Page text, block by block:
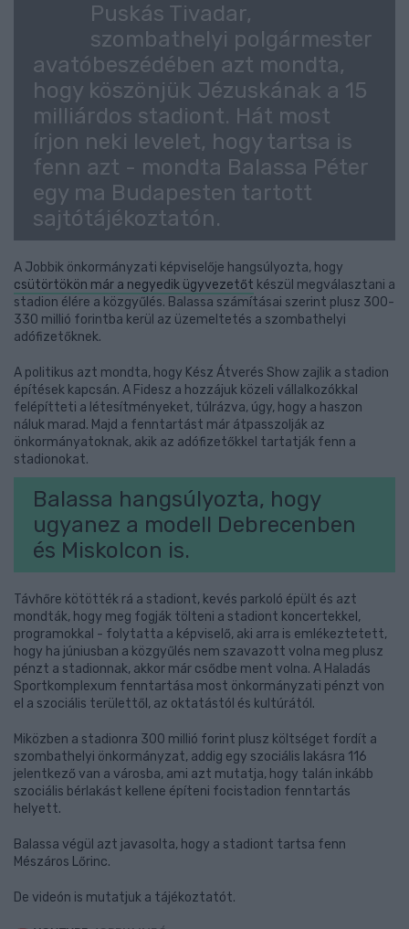
Puskás Tivadar,
szombathelyi polgármester
avatóbeszédében azt mondta,
hogy köszönjük Jézuskának a 15
milliárdos stadiont. Hát most
írjon neki levelet, hogy tartsa is
fenn azt - mondta Balassa Péter
egy ma Budapesten tartott
sajtótájékoztatón.
A Jobbik önkormányzati képviselője hangsúlyozta, hogy
csütörtökön már a negyedik ügyvezetőt készül megválasztani a
stadion élére a közgyűlés. Balassa számításai szerint plusz 300-
330 millió forintba kerül az üzemeltetés a szombathelyi
adófizetőknek.
A politikus azt mondta, hogy Kész Átverés Show zajlik a stadion
építések kapcsán. A Fidesz a hozzájuk közeli vállalkozókkal
felépítteti a létesítményeket, túlrázva, úgy, hogy a haszon
náluk marad. Majd a fenntartást már átpasszolják az
önkormányatoknak, akik az adófizetőkkel tartatják fenn a
stadionokat.
Balassa hangsúlyozta, hogy
ugyanez a modell Debrecenben
és Miskolcon is.
Távhőre kötötték rá a stadiont, kevés parkoló épült és azt
mondták, hogy meg fogják tölteni a stadiont koncertekkel,
programokkal - folytatta a képviselő, aki arra is emlékeztetett,
hogy ha júniusban a közgyűlés nem szavazott volna meg plusz
pénzt a stadionnak, akkor már csődbe ment volna. A Haladás
Sportkomplexum fenntartása most önkormányzati pénzt von
el a szociális területtől, az oktatástól és kultúrától.
Miközben a stadionra 300 millió forint plusz költséget fordít a
szombathelyi önkormányzat, addig egy szociális lakásra 116
jelentkező van a városba, ami azt mutatja, hogy talán inkább
szociális bérlakást kellene építeni focistadion fenntartás
helyett.
Balassa végül azt javasolta, hogy a stadiont tartsa fenn
Mészáros Lőrinc.
De videón is mutatjuk a tájékoztatót.